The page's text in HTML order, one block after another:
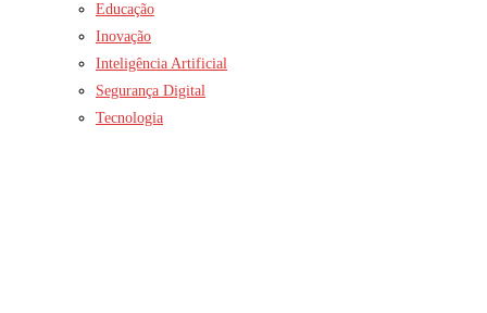
Educação
Inovação
Inteligência Artificial
Segurança Digital
Tecnologia